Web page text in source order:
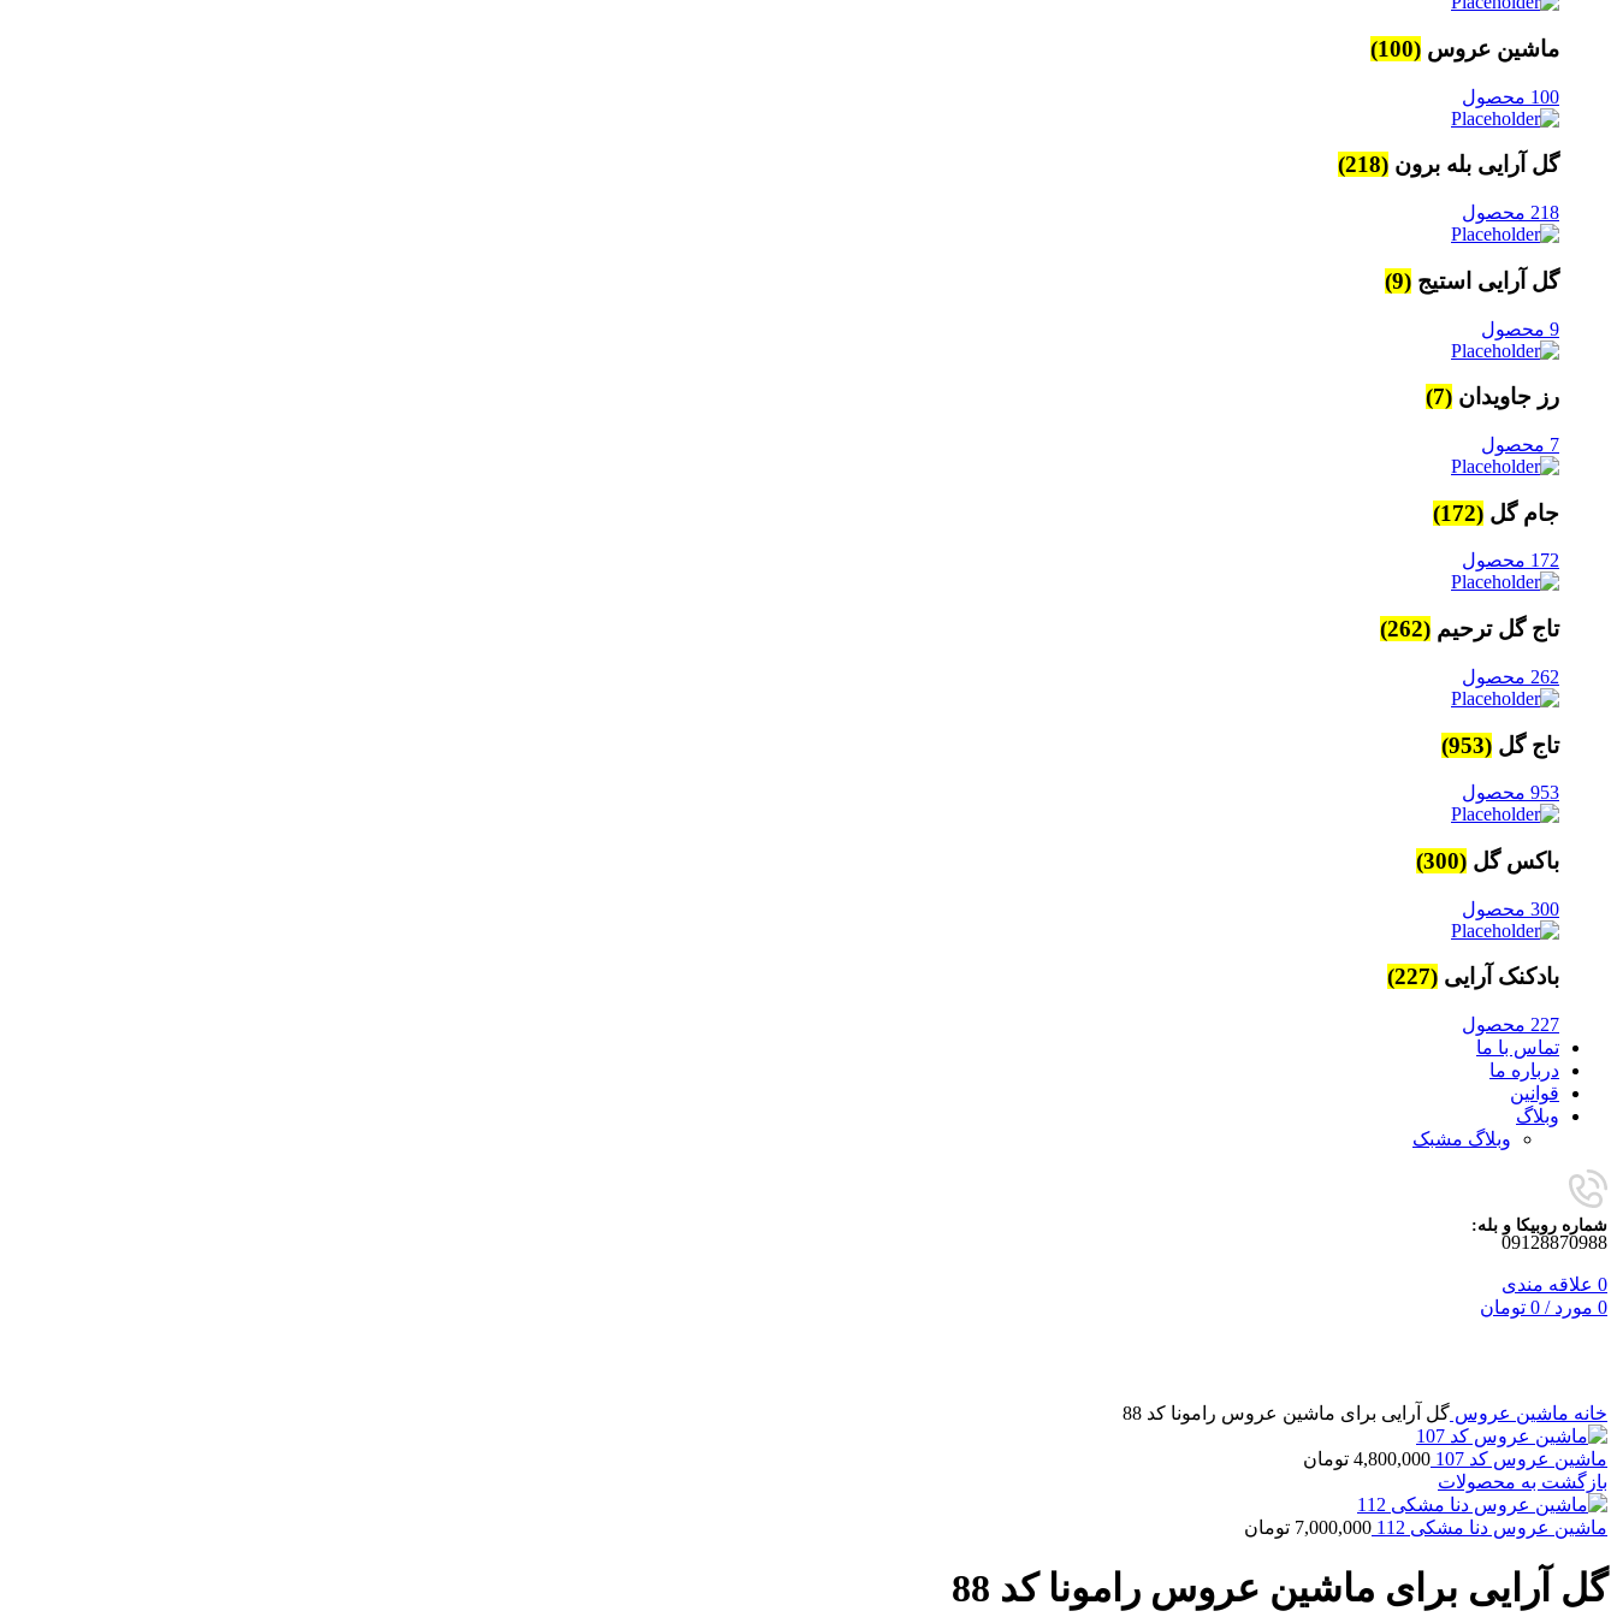
ماشین عروس (100)
100 محصول
گل آرایی بله برون (218)
218 محصول
گل آرایی استیج (9)
9 محصول
رز جاویدان (7)
7 محصول
جام گل (172)
172 محصول
تاج گل ترحیم (262)
262 محصول
تاج گل (953)
953 محصول
باکس گل (300)
300 محصول
بادکنک آرایی (227)
227 محصول
تماس با ما
درباره ما
قوانین
وبلاگ
وبلاگ مشبک
شماره روبیکا و بله:
09128870988
0 علاقه مندی
0 مورد /
0 تومان
خانه ماشین عروس گل آرایی برای ماشین عروس رامونا کد 88
ماشین عروس کد 107 4,800,000 تومان
بازگشت به محصولات
ماشین عروس دنا مشکی 112 7,000,000 تومان
گل آرایی برای ماشین عروس رامونا کد 88